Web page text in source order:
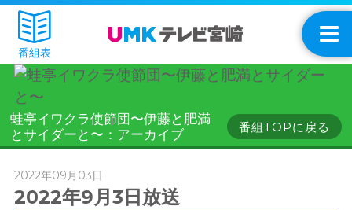
番組表
蛙亭イワクラ使節団〜伊藤と肥満
とサイダーと〜：アーカイブ
番組TOPに戻る
2022年09月03日
2022年9月3日放送